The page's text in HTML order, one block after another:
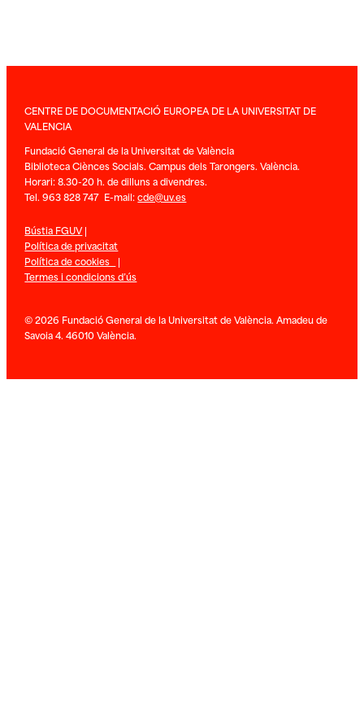
CENTRE DE DOCUMENTACIÓ EUROPEA DE LA UNIVERSITAT DE
VALENCIA
Fundació General de la Universitat de València
Biblioteca Ciènces Socials. Campus dels Tarongers. València.
Horari: 8.30-20 h. de dilluns a divendres.
Tel. 963 828 747 E-mail:cde@uv.es
Bústia FGUV|
Política de privacitat
Política de cookies |
Termes i condicions d’ús
© 2026 Fundació General de la Universitat de València. Amadeu de
Savoia 4. 46010 València.